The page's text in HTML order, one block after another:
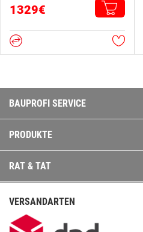
1329€
BAUPROFI SERVICE
PRODUKTE
RAT & TAT
VERSANDARTEN